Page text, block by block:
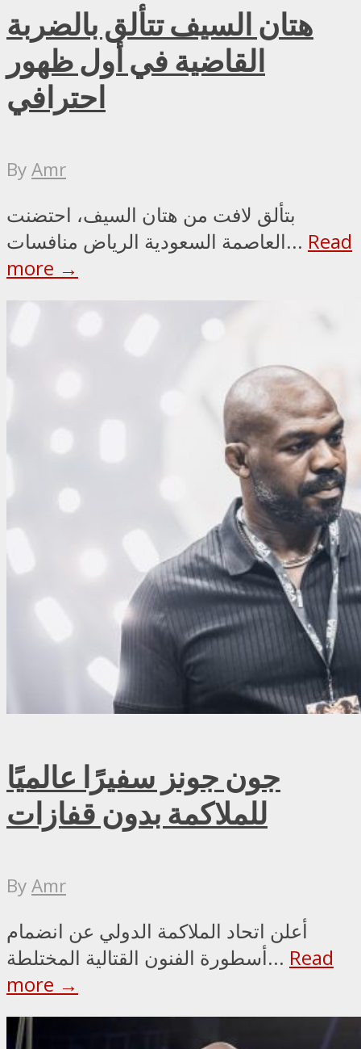
هتان السيف تتألق بالضربة
القاضية في أول ظهور
احترافي
ByAmr
بتألق لافت من هتان السيف، احتضنت
العاصمة السعودية الرياض منافسات... Read
more →
جون جونز سفيرًا عالميًا
للملاكمة بدون قفازات
ByAmr
أعلن اتحاد الملاكمة الدولي عن انضمام
أسطورة الفنون القتالية المختلطة... Read
more →